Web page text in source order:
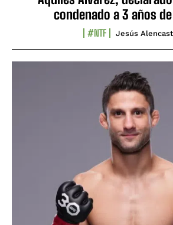
condenado a 3 años
#NTF Jesús